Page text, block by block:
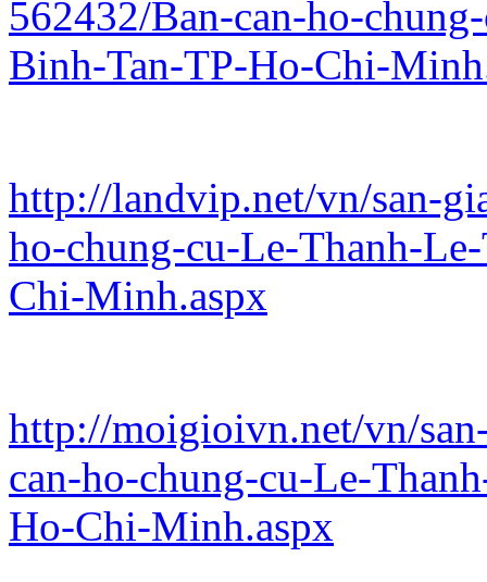
562432/Ban-can-ho-
Binh-Tan-TP-Ho-Chi-
http://landvip.net/vn/san-
ho-chung-cu-Le-Thanh-
Chi-Minh.aspx
http://moigioivn.net/vn/
can-ho-chung-cu-Le-
Ho-Chi-Minh.aspx